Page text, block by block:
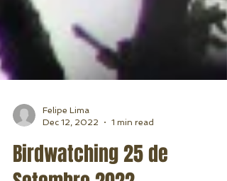
Felipe Lima
Dec 12, 2022
1 min read